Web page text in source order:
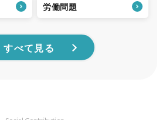
労働問題
すべて見る